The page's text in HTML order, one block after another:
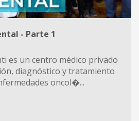
- Parte 1
es un centro médico privado
diagnóstico y tratamiento
oncol�...